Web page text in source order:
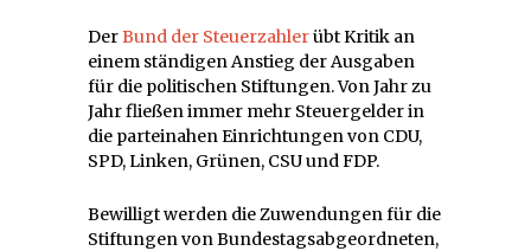
DerBund der Steuerzahlerübt Kritik an
einem ständigen Anstieg der Ausgaben
für die politischen Stiftungen. Von Jahr zu
Jahr fließen immer mehr Steuergelder in
die parteinahen Einrichtungen von CDU,
SPD, Linken, Grünen, CSU und FDP.
Bewilligt werden die Zuwendungen für die
Stiftungen von Bundestagsabgeordneten,